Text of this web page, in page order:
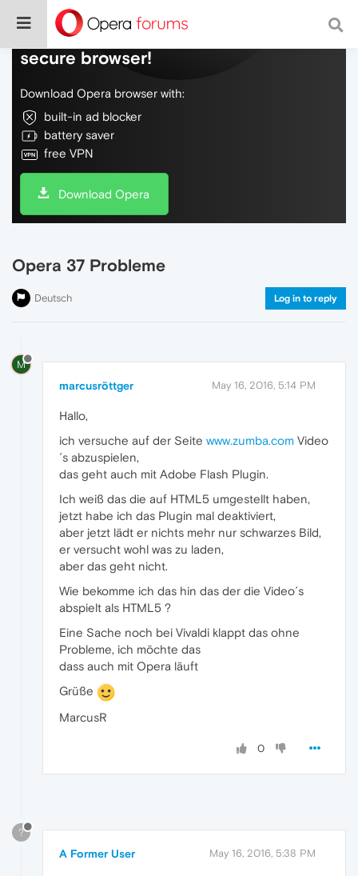
Do more on the web, with a fast and
secure browser!
Download Opera browser with:
built-in ad blocker
battery saver
free VPN
Download Opera
Opera 37 Probleme
Deutsch Log in to reply
M
marcusröttger May 16, 2016, 5:14 PM
Hallo,
ich versuche auf der Seite www.zumba.com Video
´s abzuspielen,
das geht auch mit Adobe Flash Plugin.
Ich weiß das die auf HTML5 umgestellt haben,
jetzt habe ich das Plugin mal deaktiviert,
aber jetzt lädt er nichts mehr nur schwarzes Bild,
er versucht wohl was zu laden,
aber das geht nicht.
Wie bekomme ich das hin das der die Video´s
abspielt als HTML5 ?
Eine Sache noch bei Vivaldi klappt das ohne
Probleme, ich möchte das
dass auch mit Opera läuft
Grüße
MarcusR
0
?
A Former User May 16, 2016, 5:38 PM